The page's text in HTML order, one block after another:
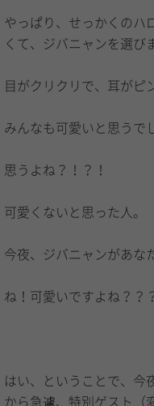
やっぱり、せっかくのハ
くて、ジバニャンを選び
目がクリクリで、耳がピ
みんなも可愛いと思うで
思うよね？！？！
可愛くないと思った人。
今夜、ジバニャンがあな
ね！可愛いですよね？？
はい、ということで、今
から急遽、特別ゲスト（